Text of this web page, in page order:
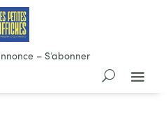
– S’abonner